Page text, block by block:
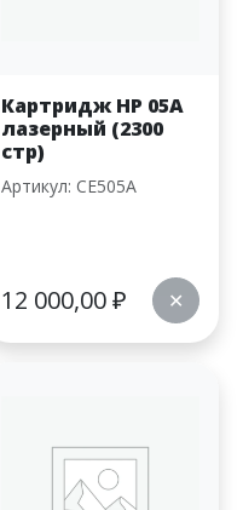
Картридж HP 05A
лазерный (2300
стр)
Артикул: CE505A
12 000,00₽ ✕